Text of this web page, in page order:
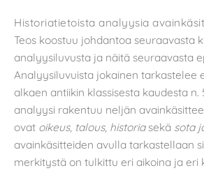
Historiatietoista analyysia
Teos koostuu johdantoa seuraavasta
analyysiluvusta ja näitä seuraavasta
Analyysiluvuista jokainen tarkastelee
alkaen antiikin klassisesta kaudesta n.
analyysi rakentuu neljän
ovat oikeus, talous, historiasekä sota
avainkäsitteiden avulla tarkastellaan
merkitystä on tulkittu eri aikoina ja eri